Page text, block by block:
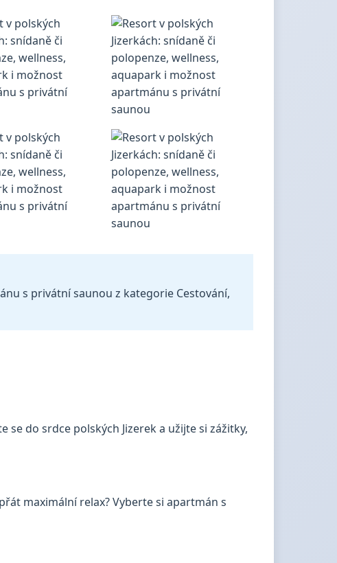
s privátní saunou z kategorie Cestování,
se do srdce polských Jizerek a užijte si zážitky,
maximální relax? Vyberte si apartmán s